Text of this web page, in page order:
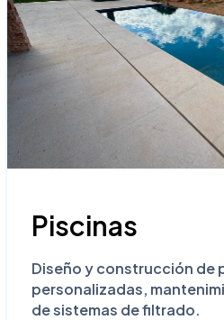
Piscinas
Diseño y construcción de
personalizadas,
de sistemas de filtrado.